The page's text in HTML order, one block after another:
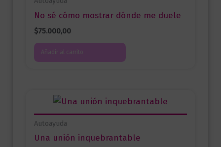
No sé cómo mostrar dónde me duele
$75.000,00
Añadir al carrito
Autoayuda
Una unión inquebrantable